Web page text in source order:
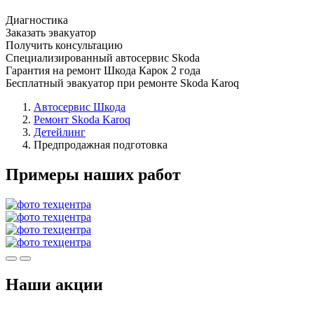
Диагностика
Заказать эвакуатор
Получить консультацию
Специализированный автосервис Skoda
Гарантия на ремонт Шкода Карок 2 года
Бесплатный эвакуатор при ремонте Skoda Karoq
Автосервис Шкода
Ремонт Skoda Karoq
Детейлинг
Предпродажная подготовка
Примеры наших работ
Наши акции